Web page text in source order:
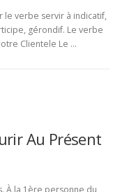
le verbe servir à indicatif,
gérondif. Le verbe
Clientele Le …
Au Présent